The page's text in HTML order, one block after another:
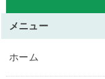
メニュー
ホーム